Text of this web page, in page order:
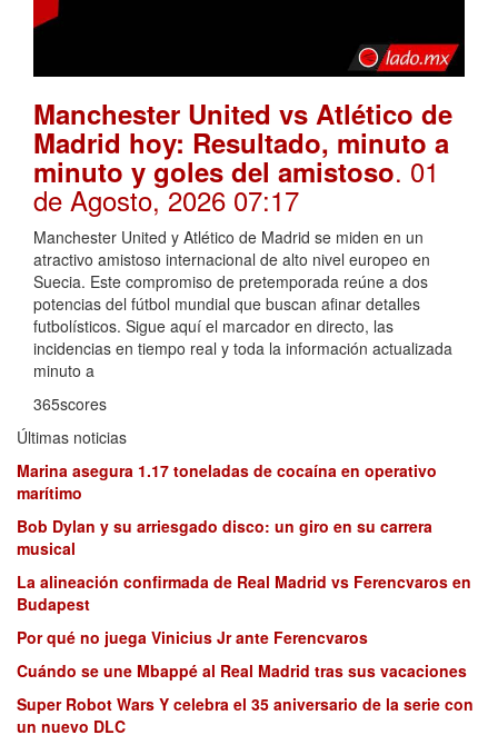
Manchester United vs Atlético de
Madrid hoy: Resultado, minuto a
minuto y goles del amistoso. 01
de Agosto, 2026 07:17
Manchester United y Atlético de Madrid se miden en un
atractivo amistoso internacional de alto nivel europeo en
Suecia. Este compromiso de pretemporada reúne a dos
potencias del fútbol mundial que buscan afinar detalles
futbolísticos. Sigue aquí el marcador en directo, las
incidencias en tiempo real y toda la información actualizada
minuto a
365scores
Últimas noticias
Marina asegura 1.17 toneladas de cocaína en operativo
marítimo
Bob Dylan y su arriesgado disco: un giro en su carrera
musical
La alineación confirmada de Real Madrid vs Ferencvaros en
Budapest
Por qué no juega Vinicius Jr ante Ferencvaros
Cuándo se une Mbappé al Real Madrid tras sus vacaciones
Super Robot Wars Y celebra el 35 aniversario de la serie con
un nuevo DLC